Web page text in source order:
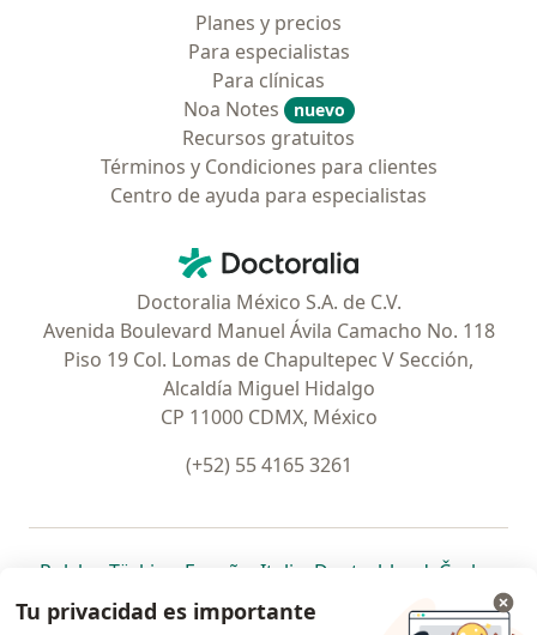
Planes y precios
Para especialistas
Para clínicas
Noa Notes
nuevo
Recursos gratuitos
Términos y Condiciones para clientes
Centro de ayuda para especialistas
Doctoralia - Página de inicio
Doctoralia México S.A. de C.V.
Avenida Boulevard Manuel Ávila Camacho No. 118
Piso 19 Col. Lomas de Chapultepec V Sección,
Alcaldía Miguel Hidalgo
CP 11000 CDMX, México
(+52) 55 4165 3261
Polska se abre en una nueva pestaña
Türkiye se abre en una nueva pestaña
España se abre en una nueva pestaña
Italia se abre en una nueva
Deutschlandse abre en
Česko
Portugal
se abre en una nueva pestaña
México se abre en una nueva pestaña
Chile se abre en una nueva pestaña
Brasil se abre en una nueva
se abre en
se
se abre en una nueva
Tu privacidad es importante